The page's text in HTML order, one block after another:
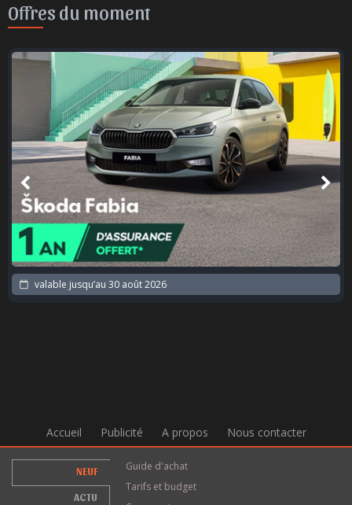
Offres du moment
jusqu’au30 août 2026
Accueil Publicité A propos Nous contacter
NEUF
ACTU
Guide d'achat
Tarifs et budget